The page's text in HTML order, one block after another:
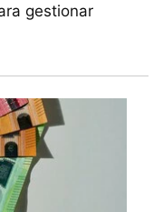
gestionar